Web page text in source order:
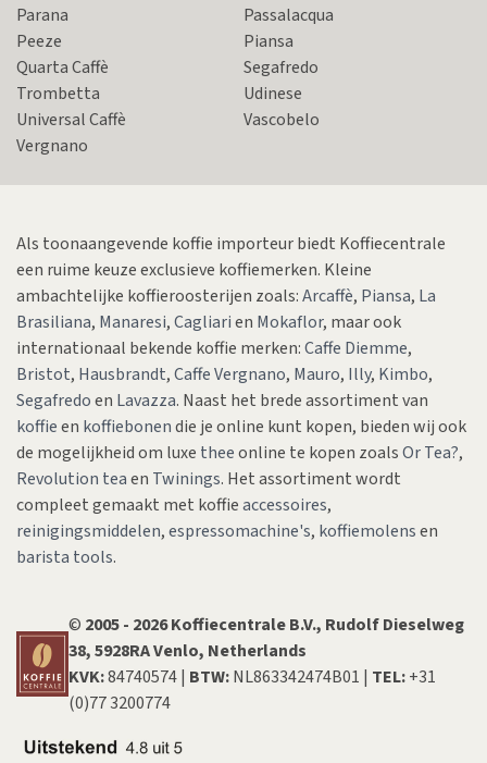
Parana
Passalacqua
Peeze
Piansa
Quarta Caffè
Segafredo
Trombetta
Udinese
Universal Caffè
Vascobelo
Vergnano
Als toonaangevende koffie importeur biedt Koffiecentrale
een ruime keuze exclusieve koffiemerken. Kleine
ambachtelijke koffieroosterijen zoals:Arcaffè, Piansa, La
Brasiliana, Manaresi,Cagliarien Mokaflor, maar ook
internationaal bekende koffie merken:Caffe Diemme,
Bristot, Hausbrandt,Caffe Vergnano, Mauro, Illy, Kimbo,
Segafredoen Lavazza. Naast het brede assortiment van
koffieen koffiebonendie je online kunt kopen, bieden wij ook
de mogelijkheid om luxe theeonline te kopen zoalsOr Tea?,
Revolution teaen Twinings. Het assortiment wordt
compleet gemaakt met koffieaccessoires,
reinigingsmiddelen,espressomachine's, koffiemolensen
barista tools.
© 200​5​ - 2026 Koffiecentrale B.V., Rudolf Dieselweg
38, 5928RA Venlo, Netherlands
KVK:84740574 | BTW:NL863342474B01 | TEL:+31
(0)77 3200774